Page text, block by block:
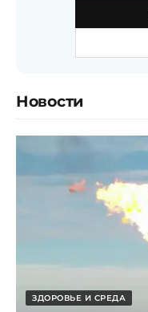
Новости
ЗДОРОВЬЕ И СРЕДА